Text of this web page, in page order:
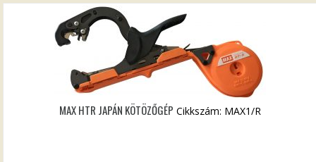
MAX HTR JAPÁN KÖTÖZŐGÉP Cikkszám: MAX1/R